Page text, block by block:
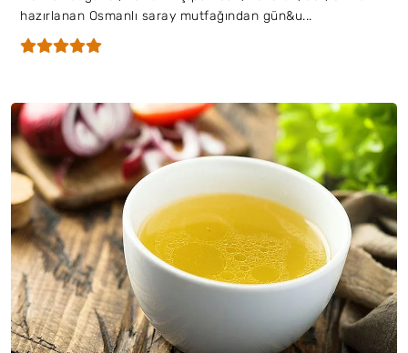
hazırlanan Osmanlı saray mutfağından gün&u...